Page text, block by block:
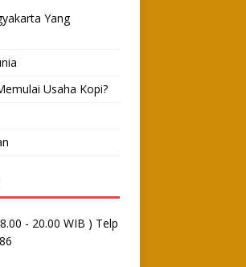
Yang
Usaha Kopi?
- 20.00 WIB ) Telp